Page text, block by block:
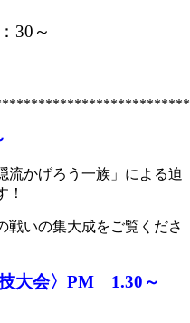
30～
流かげろう一族」による迫
！
戦いの集大成をご覧くださ
大会〉PM 1.30～